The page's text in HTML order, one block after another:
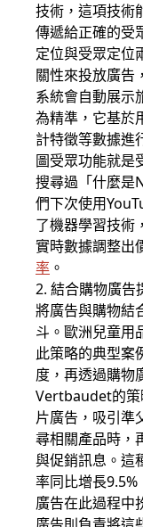
技術，這項技術
傳遞給正確的受
定位與受眾定位
關性來投放廣告
系統會自動展示
為精準，它基於
計特徵等數據進
圖受眾功能就是
搜尋過「什麼是
們下次使用
了機器學習技術
實時數據調整出
率 。
2. 結合購物廣告
將廣告與購物結
斗。歐洲兒童
此策略的典型案
度，再透過購物
Vertbaudet的策
片廣告，吸引準
尋相關產品時，
與促銷訊息。這
率同比增長9.5%
廣告在此過程中